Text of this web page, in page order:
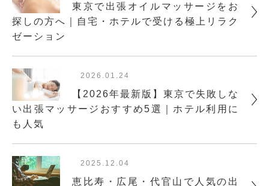
東京で出張オイルマッサージをお
探しの方へ｜自宅・ホテルで受ける極上リラク
ゼーション
2026.01.24
【2026年最新版】東京で失敗しな
い出張マッサージおすすめ5選｜ホテル利用に
も人気
2025.12.04
恵比寿・広尾・代官山で人気の出